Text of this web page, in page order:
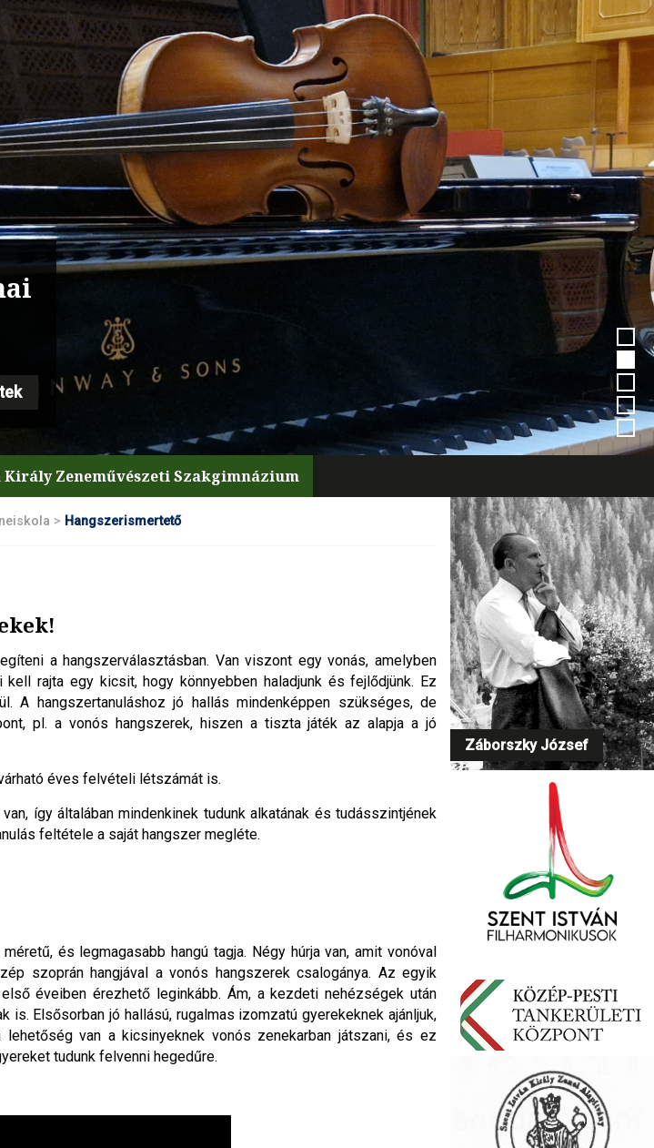
Király Zeneművészeti Szakgimnázium
> Hangszerismertető
a hangszerválasztásban. Van viszont egy vonás, amelyben
rajta egy kicsit, hogy könnyebben haladjunk és fejlődjünk. Ez
A hangszertanuláshoz jó hallás mindenképpen szükséges, de
pl. a vonós hangszerek, hiszen a tiszta játék az alapja a jó
éves felvételi létszámát is.
így általában mindenkinek tudunk alkatának és tudásszintjének
feltétele a saját hangszer megléte.
és legmagasabb hangú tagja. Négy húrja van, amit vonóval
szoprán hangjával a vonós hangszerek csalogánya. Az egyik
éveiben érezhető leginkább. Ám, a kezdeti nehézségek után
is. Elsősorban jó hallású, rugalmas izomzatú gyerekeknek ajánljuk,
van a kicsinyeknek vonós zenekarban játszani, és ez
tudunk felvenni hegedűre.
Záborszky József